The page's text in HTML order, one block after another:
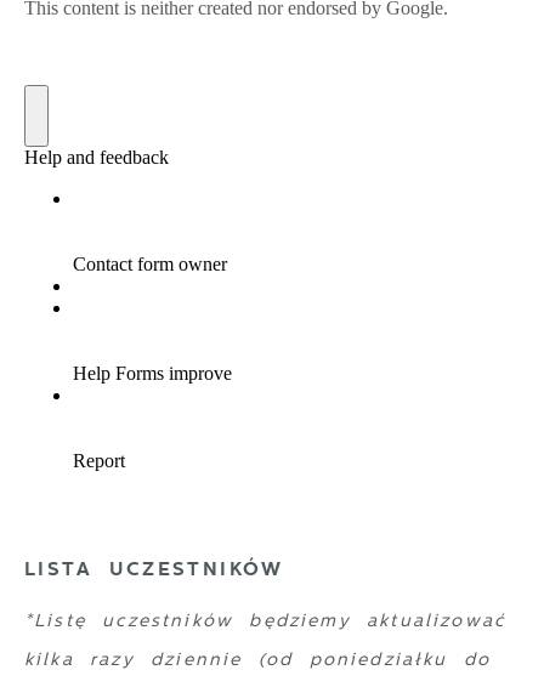
LISTA UCZESTNIKÓW
*Listę uczestników będziemy aktualizować
kilka razy dziennie (od poniedziałku do